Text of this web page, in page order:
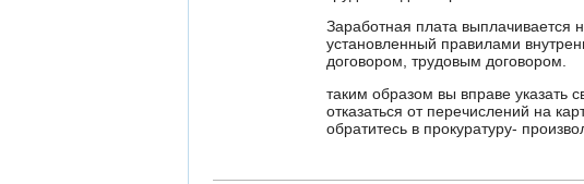
Заработная плата выплачивается
установленный правилами
договором, трудовым договором.
таким образом вы вправе указать
отказаться от перечислений на
обратитесь в прокуратуру-